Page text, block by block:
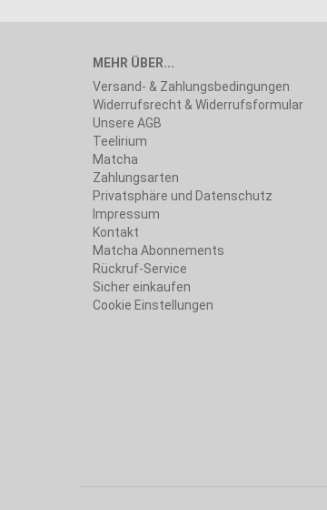
MEHR ÜBER...
Versand- & Zahlungsbedingungen
Widerrufsrecht & Widerrufsformular
Unsere AGB
Teelirium
Matcha
Zahlungsarten
Privatsphäre und Datenschutz
Impressum
Kontakt
Matcha Abonnements
Rückruf-Service
Sicher einkaufen
Cookie Einstellungen